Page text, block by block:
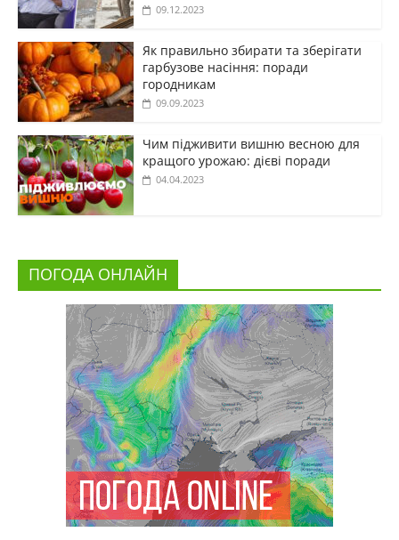
09.12.2023
Як правильно збирати та зберігати
гарбузове насіння: поради
городникам
09.09.2023
Чим підживити вишню весною для
кращого урожаю: дієві поради
04.04.2023
ПОГОДА ОНЛАЙН